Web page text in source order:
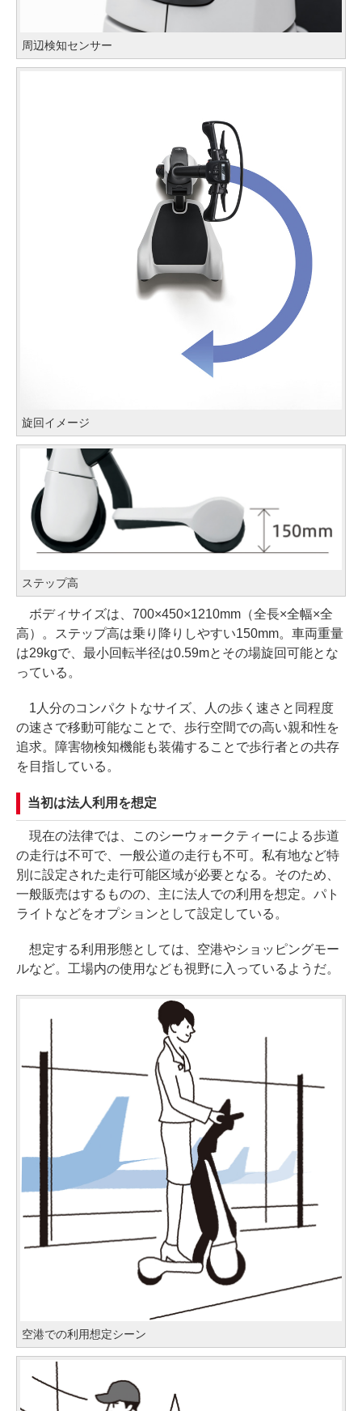
周辺検知センサー
旋回イメージ
ステップ高
ボディサイズは、700×450×1210mm（全長×全幅×全
高）。ステップ高は乗り降りしやすい150mm。車両重量
は29kgで、最小回転半径は0.59mとその場旋回可能とな
っている。
1人分のコンパクトなサイズ、人の歩く速さと同程度
の速さで移動可能なことで、歩行空間での高い親和性を
追求。障害物検知機能も装備することで歩行者との共存
を目指している。
当初は法人利用を想定
現在の法律では、このシーウォークティーによる歩道
の走行は不可で、一般公道の走行も不可。私有地など特
別に設定された走行可能区域が必要となる。そのため、
一般販売はするものの、主に法人での利用を想定。パト
ライトなどをオプションとして設定している。
想定する利用形態としては、空港やショッピングモー
ルなど。工場内の使用なども視野に入っているようだ。
空港での利用想定シーン